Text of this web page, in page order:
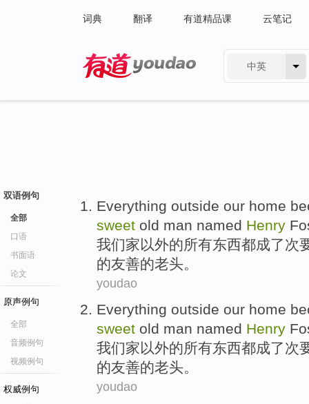
词典 翻译 有道精品课 云笔记
中英
双语例句
全部
口语
书面语
论文
原声例句
全部
音频例句
视频例句
权威例句
Everything outside our home
sweet old man named Henry
我们家以外的所有东西都成了次
的友善的老头。
youdao
Everything outside our home
sweet old man named Henry
我们家以外的所有东西都成了次
的友善的老头。
youdao